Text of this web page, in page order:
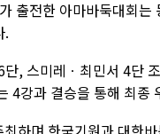
출전한 아마바둑대회
.
, 스미레ㆍ최민서 4단
4강과 결승을 통해 최종